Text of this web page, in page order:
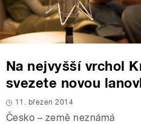
Na nejvyšší vrchol
svezete novou
11. březen 2014
Česko – země neznámá